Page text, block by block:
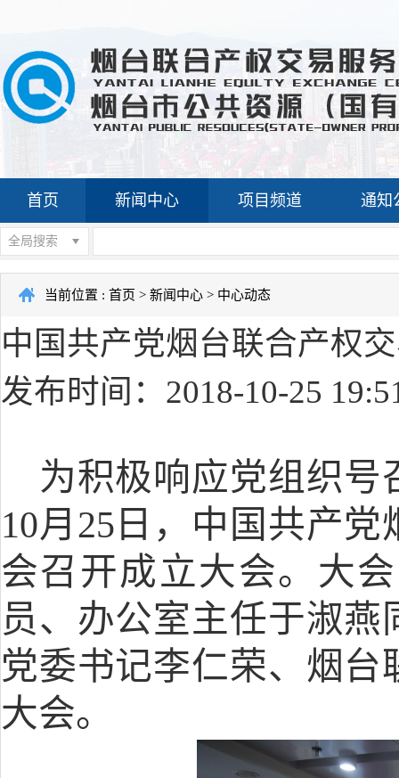
首页 新闻中心 项目频道 通知
全局搜索
当前位置 : 首页 > 新闻中心 > 中心动态
中国共产党烟台联合产权
发布时间：2018-10-25
为积极响应党组织
10月 25 日，中国共产
会召开成立大会。大
员、办公室主任于淑
党委书记李仁荣、烟
大会。